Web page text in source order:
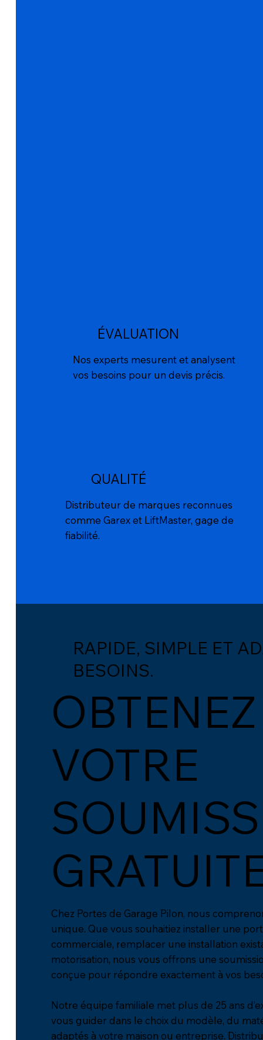
QUALITÉ
Distributeur de marques reconnues
comme Garex et LiftMaster, gage de
fiabilité.
ÉVALUATION
Nos experts mesurent et analysent
vos besoins pour un devis précis.
RAPIDE, SIMPLE ET
BESOINS.
OBTENEZ
VOTRE
Chez Portes de Garage Pilon, nous
unique. Que vous souhaitiez installer une
commerciale, remplacer une installation
motorisation, nous vous offrons une
conçue pour répondre exactement à vos
Notre équipe familiale met plus de 25 ans
vous guider dans le choix du modèle, du
adaptés à votre maison ou entreprise.